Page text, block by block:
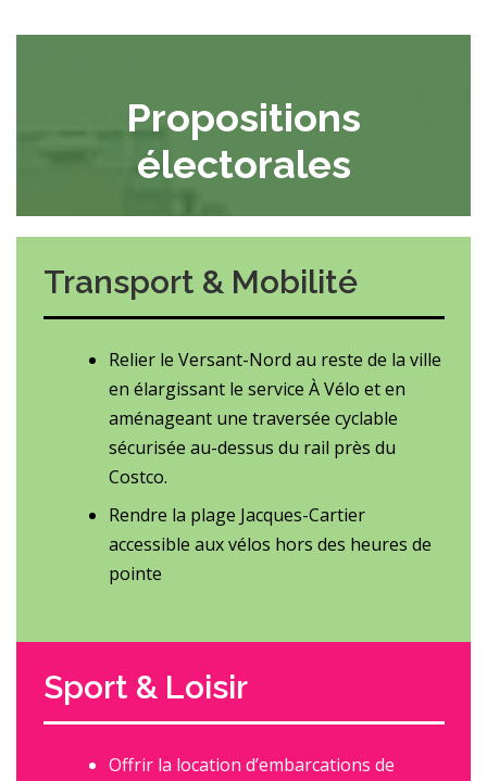
Propositions
électorales
Transport & Mobilité
Relier le Versant-Nord au reste de la ville
en élargissant le service À Vélo et en
aménageant une traversée cyclable
sécurisée au-dessus du rail près du
Costco.
Rendre la plage Jacques-Cartier
accessible aux vélos hors des heures de
pointe
Sport & Loisir
Offrir la location d’embarcations de